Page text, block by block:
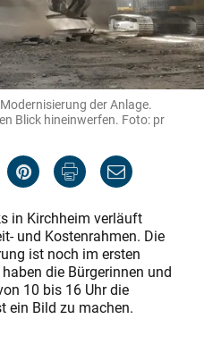
der Anlage.
Blick hineinwerfen. Foto: pr
in Kirchheim verläuft
und Kostenrahmen. Die
ist noch im ersten
die Bürgerinnen und
10 bis 16 Uhr die
ein Bild zu machen.